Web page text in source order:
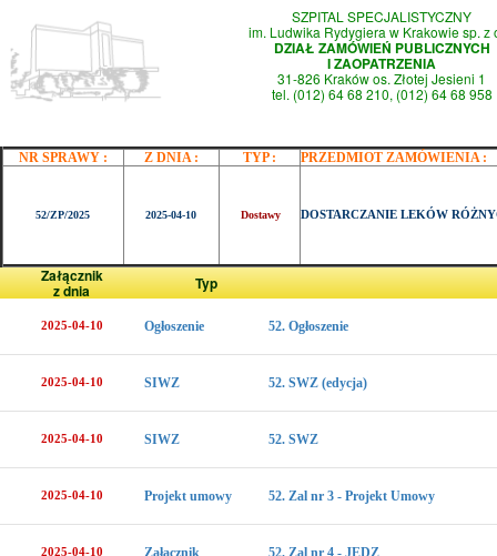
SZPITAL SPECJALISTYCZNY
im. Ludwika Rydygiera w Krakowie sp. z
DZIAŁ ZAMÓWIEŃ PUBLICZNYCH
I ZAOPATRZENIA
31-826 Kraków os. Złotej Jesieni 1
tel. (012) 64 68 210, (012) 64 68 958
NR SPRAWY : Z DNIA : TYP : PRZEDMIOT ZAMÓWIENIA :
52/ZP/2025 2025-04-10 Dostawy DOSTARCZANIE LEKÓW
Załącznik
z dnia Typ
2025-04-10 Ogłoszenie 52. Ogłoszenie
2025-04-10 SIWZ 52. SWZ (edycja)
2025-04-10 SIWZ 52. SWZ
2025-04-10 Projekt umowy 52. Zal nr 3 - Projekt Umowy
2025-04-10 Załącznik 52. Zal nr 4 - JEDZ